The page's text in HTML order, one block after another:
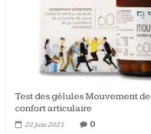
Test des gélules Mouvement
confort articulaire
22 juin 2021 0